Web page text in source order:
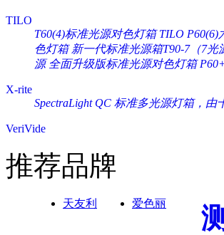
TILO
T60(4)标准光源对色灯箱 TILO
色灯箱 新一代标准光源箱T90-7（7光
源 全面升级版标准光源对色灯箱
X-rite
SpectraLight QC 标准多光源灯箱，由
VeriVide
推荐品牌
天友利 爱色丽